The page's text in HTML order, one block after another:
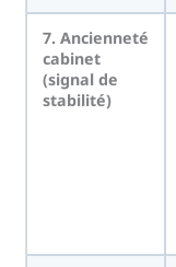
7. Ancienneté
cabinet
(signal de
stabilité)